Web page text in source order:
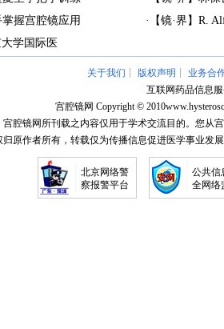
握宫腔镜应用
学国际医
·
【镜·界】R.
关于我们 ┊ 版权声明 ┊ 业务合
互联网药品信息
宫腔镜网 Copyright © 2010
宫腔镜网所刊载之内容仅用于学术交流目的。您从
原作者所有，转载仅为传播信息促进医学事业发
北京网络警
察报警平台
公共信
全网络